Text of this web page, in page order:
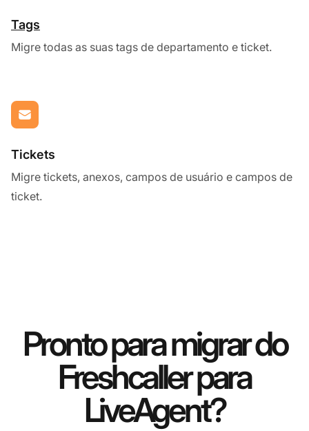
Tags
Migre todas as suas tags de departamento e ticket.
Tickets
Migre tickets, anexos, campos de usuário e campos de
ticket.
Pronto para migrar do
Freshcaller para
LiveAgent?